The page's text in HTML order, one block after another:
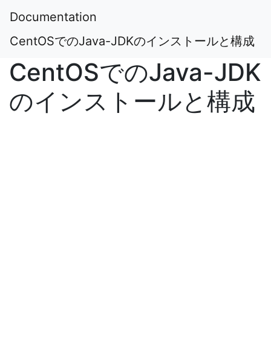
Documentation
CentOSでのJava-JDKのインストールと構成
CentOSでのJava-JDK
のインストールと構成